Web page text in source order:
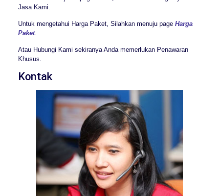
Jasa Kami.
Untuk mengetahui Harga Paket, Silahkan menuju page Harga
Paket.
Atau Hubungi Kami sekiranya Anda memerlukan Penawaran
Khusus.
Kontak